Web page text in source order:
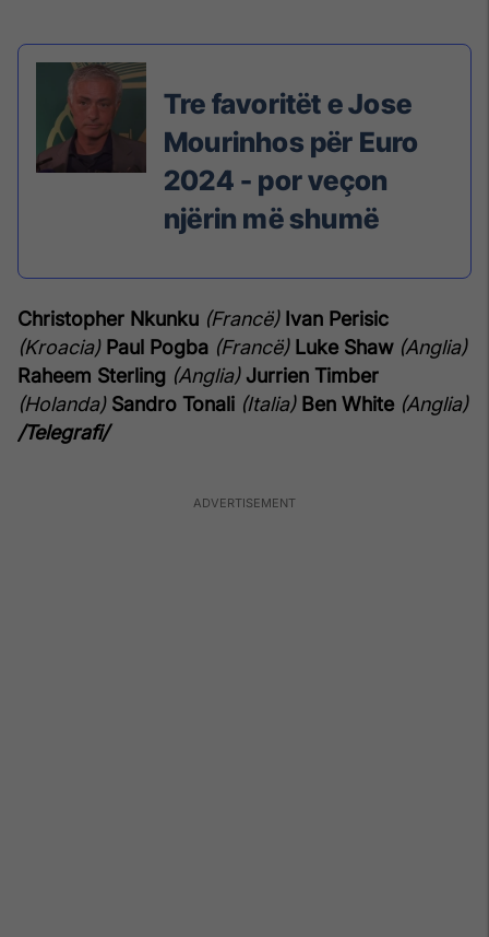
Tre favoritët e Jose
Mourinhos për Euro
2024 - por veçon
njërin më shumë
Christopher Nkunku (Francë) Ivan Perisic
(Kroacia) Paul Pogba (Francë) Luke Shaw(Anglia)
Raheem Sterling (Anglia) Jurrien Timber
(Holanda) Sandro Tonali (Italia) Ben White (Anglia)
/Telegrafi/